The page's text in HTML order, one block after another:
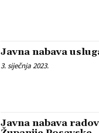
Javna nabava
3. siječnja 2023.
Javna nabava